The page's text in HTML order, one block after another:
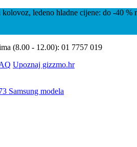
ledeno hladne cijene: do -40 %
(8.00 - 12.00): 01 7757 019
Upoznaj gizzmo.hr
Samsung modela